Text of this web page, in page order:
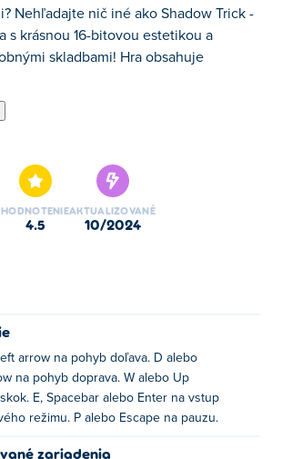
Nehľadajte nič iné ako Shadow Trick -
s krásnou 16-bitovou estetikou a
skladbami! Hra obsahuje
s krásnou 16-bitovou estetikou a
skladbami! Hra obsahuje
v ktorej prevezmete úlohu
mesiacov, ktoré môžete objaviť, aby
Shadow Trick?
A alebo kláves so šípkou doľava
HODNOTENIE
4.5
AKTUALIZOVANÉ
10/2024
arrow na pohyb doľava. D alebo
na pohyb doprava. W alebo Up
E, Spacebar alebo Enter na vstup
režimu. P alebo Escape na pauzu.
zariadenia